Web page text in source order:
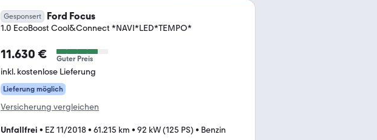
Gesponsert Ford Focus
1.0 EcoBoost Cool&Connect *NAVI*LED*TEMPO*
11.630 € Guter Preis
inkl. kostenlose Lieferung
Lieferung möglich
Versicherung vergleichen
Unfallfrei • EZ 11/2018• 61.215 km • 92 kW (125 PS) • Benzin